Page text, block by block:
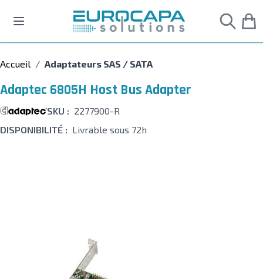
Accueil / Adaptateurs SAS / SATA
Adaptec 6805H Host Bus Adapter
SKU : 2277900-R
DISPONIBILITÉ : Livrable sous 72h